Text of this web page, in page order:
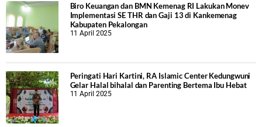
Biro Keuangan dan BMN Kemenag RI Lakukan Monev
Implementasi SE THR dan Gaji 13 di Kankemenag
Kabupaten Pekalongan
11 April 2025
Peringati Hari Kartini, RA Islamic Center Kedungwuni
Gelar Halal bihalal dan Parenting Bertema Ibu Hebat
11 April 2025